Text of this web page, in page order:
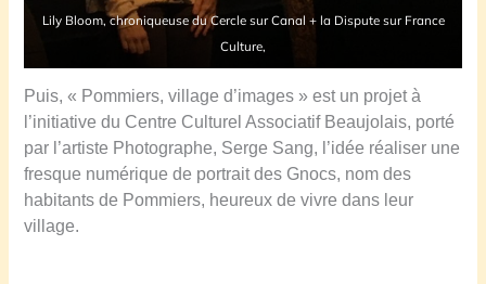
Lily Bloom, chroniqueuse du Cercle sur Canal + la Dispute sur France
Culture,
Puis, « Pommiers, village d’images » est un projet à
l’initiative du Centre Culturel Associatif Beaujolais, porté
par l’artiste Photographe, Serge Sang, l’idée réaliser une
fresque numérique de portrait des Gnocs, nom des
habitants de Pommiers, heureux de vivre dans leur
village.